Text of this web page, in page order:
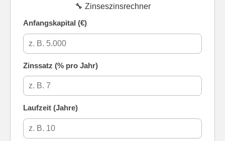
🔧 Zinseszinsrechner
Anfangskapital (€)
Zinssatz (% pro Jahr)
Laufzeit (Jahre)